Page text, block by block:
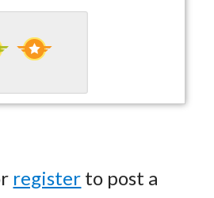
register to post a